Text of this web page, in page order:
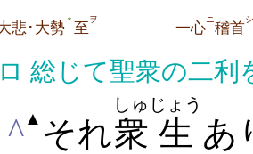
悲･大勢 ＊ 至ヲ 一心ニ稽首シ
ロ 総じて聖衆の二利
^▲ それ衆
しゅ
生
じょう
あ